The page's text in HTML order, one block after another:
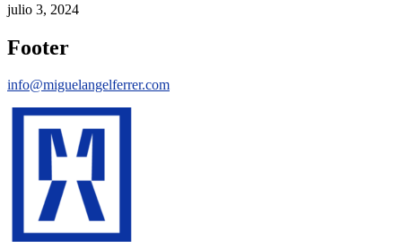
julio 3, 2024
Footer
info@miguelangelferrer.com